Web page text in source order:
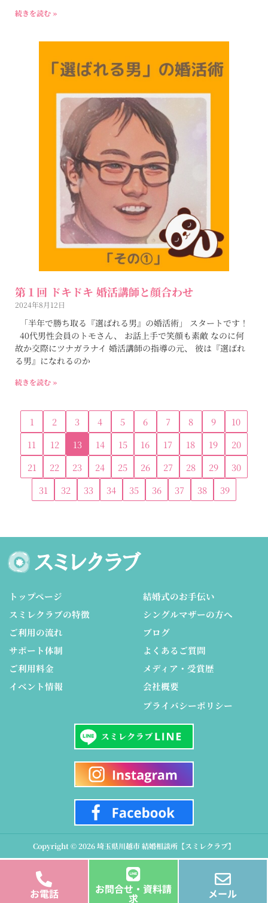
続きを読む »
第１回 ドキドキ 婚活講師と顔合わせ
2024年8月12日
「半年で勝ち取る『選ばれる男』の婚活術」 スタートです！
40代男性会員のトモさん、 お話上手で笑顔も素敵 なのに何
故か交際にツナガラナイ 婚活講師の指導の元、 彼は『選ばれ
る男』になれるのか
続きを読む »
1 2 3 4 5 6 7 8 9
10
11
12 13 14 15 16 17 18 19
20
21
22 23 24 25 26 27 28 29
30
31
32 33 34 35 36 37 38 39
トップページ
スミレクラブの特徴
ご利用の流れ
サポート体制
ご利用料金
イベント情報
結婚式のお手伝い
シングルマザーの方へ
ブログ
よくあるご質問
メディア・受賞歴
会社概要
プライバシーポリシー
Copyright © 2026 埼玉県川越市 結婚相談所【スミレクラブ】
お電話 お問合せ・資料請
求 メール